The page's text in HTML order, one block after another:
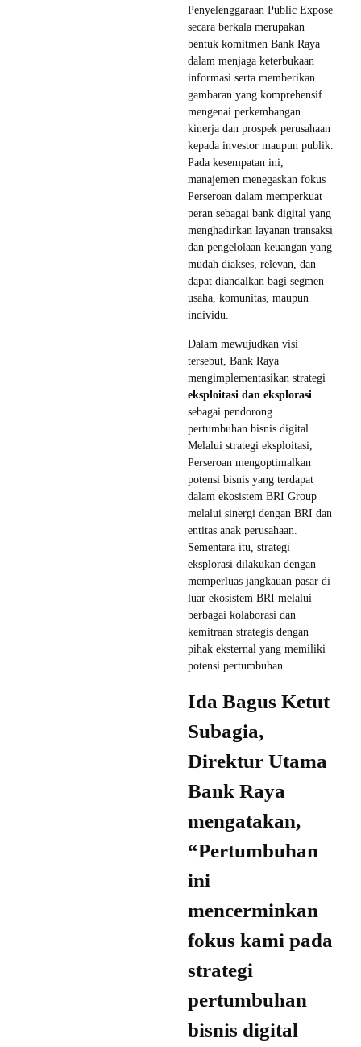
Penyelenggaraan Public Expose
secara berkala merupakan
bentuk komitmen Bank Raya
dalam menjaga keterbukaan
informasi serta memberikan
gambaran yang komprehensif
mengenai perkembangan
kinerja dan prospek perusahaan
kepada investor maupun publik.
Pada kesempatan ini,
manajemen menegaskan fokus
Perseroan dalam memperkuat
peran sebagai bank digital yang
menghadirkan layanan transaksi
dan pengelolaan keuangan yang
mudah diakses, relevan, dan
dapat diandalkan bagi segmen
usaha, komunitas, maupun
individu.
Dalam mewujudkan visi
tersebut, Bank Raya
mengimplementasikan strategi
eksploitasi dan eksplorasi
sebagai pendorong
pertumbuhan bisnis digital.
Melalui strategi eksploitasi,
Perseroan mengoptimalkan
potensi bisnis yang terdapat
dalam ekosistem BRI Group
melalui sinergi dengan BRI dan
entitas anak perusahaan.
Sementara itu, strategi
eksplorasi dilakukan dengan
memperluas jangkauan pasar di
luar ekosistem BRI melalui
berbagai kolaborasi dan
kemitraan strategis dengan
pihak eksternal yang memiliki
potensi pertumbuhan.
Ida Bagus Ketut
Subagia,
Direktur Utama
Bank Raya
mengatakan,
“Pertumbuhan
ini
mencerminkan
fokus kami pada
strategi
pertumbuhan
bisnis digital